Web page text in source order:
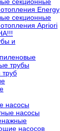
Energy
секционные
Apriori
и
трубы
насосы
насосы
насосов